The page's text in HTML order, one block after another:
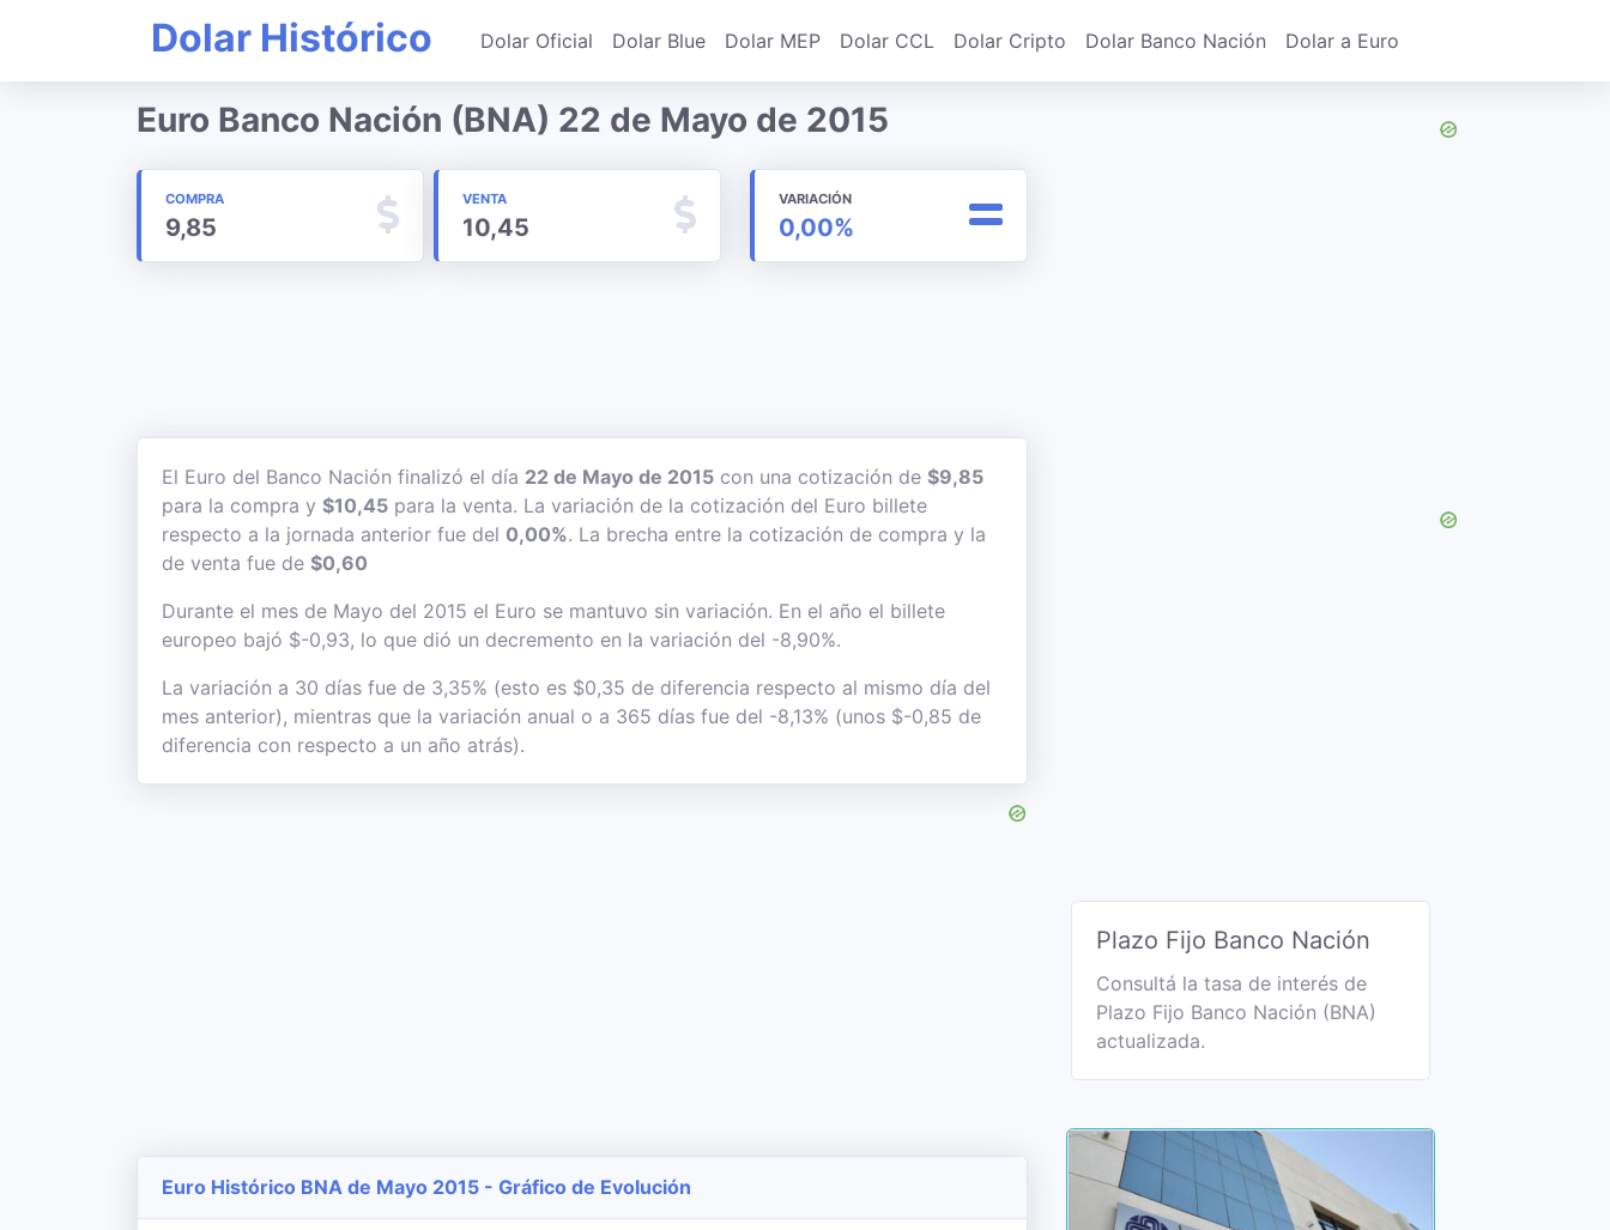
Dolar Histórico Dolar Oficial Dolar Blue Dolar MEP Dolar CCL Dolar Cripto Dolar Banco Nación Dolar a Euro
Euro Banco Nación (BNA) 22 de Mayo de 2015
COMPRA
9,85
VENTA
10,45
VARIACIÓN
0,00%
El Euro del Banco Nación finalizó el día 22 de Mayo de 2015 con una cotización de $9,85
para la compra y $10,45 para la venta. La variación de la cotización del Euro billete
respecto a la jornada anterior fue del 0,00%. La brecha entre la cotización de compra y la
de venta fue de $0,60
Durante el mes de Mayo del 2015 el Euro se mantuvo sin variación. En el año el billete
europeo bajó $-0,93, lo que dió un decremento en la variación del -8,90%.
La variación a 30 días fue de 3,35% (esto es $0,35 de diferencia respecto al mismo día del
mes anterior), mientras que la variación anual o a 365 días fue del -8,13% (unos $-0,85 de
diferencia con respecto a un año atrás).
Euro Histórico BNA de Mayo 2015 - Gráfico de Evolución
Plazo Fijo Banco Nación
Consultá la tasa de interés de
Plazo Fijo Banco Nación (BNA)
actualizada.